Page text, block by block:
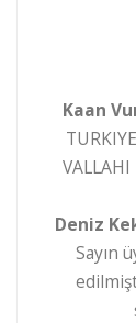
Kaan
VALLAHI
Deniz
Sayın